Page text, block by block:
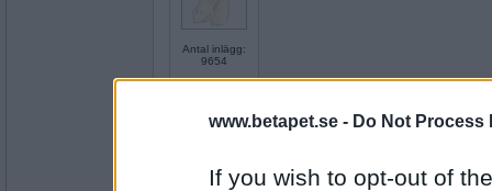
www.betapet.se - Do Not Process
If you wish to opt-out of
Antal inlägg:
9654
Kvinnor